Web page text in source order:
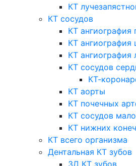
КТ
КТ сосудов
КТ ангиография
КТ ангиография
КТ ангиография
КТ сосудов
КТ-
КТ аорты
КТ почечных
КТ сосудов
КТ нижних
КТ всего организма
Дентальная КТ зубов
3Д КТ зубов